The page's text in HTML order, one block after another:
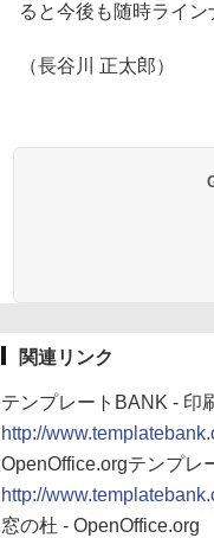
ると今後も随時ライン
（長谷川 正太郎）
関連リンク
テンプレートBANK - 印
http://
OpenOffice.orgテンプレ
http://
窓の杜 - OpenOffice.org